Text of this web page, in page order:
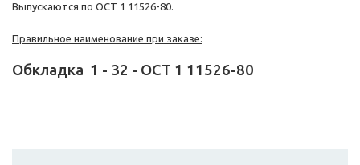
Выпускаются по ОСТ 1 11526-80.
Правильное наименование при заказе:
Обкладка 1 - 32 - ОСТ 1 11526-80